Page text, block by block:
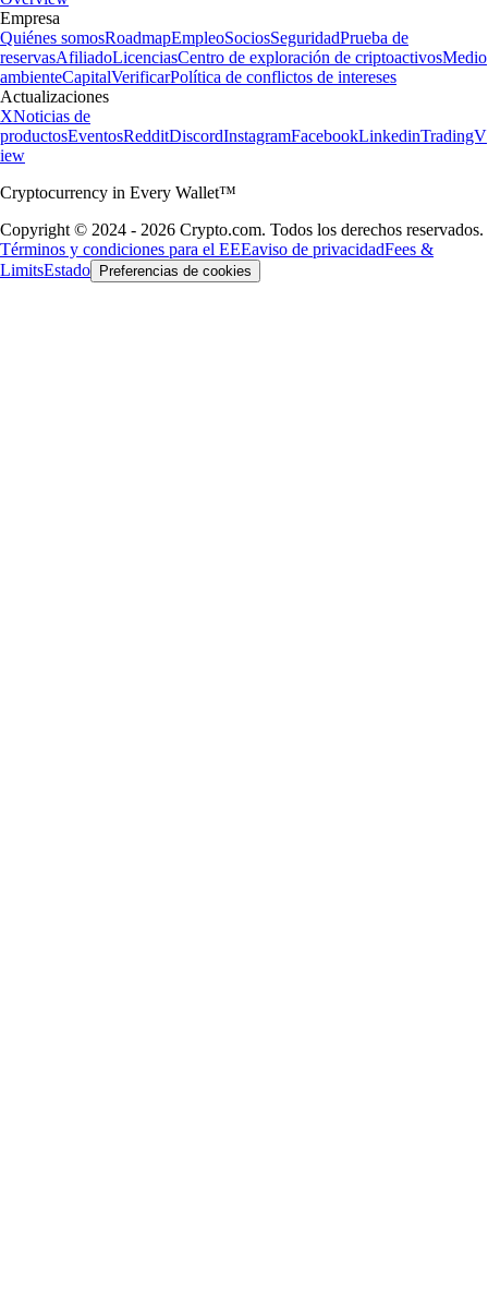
Empresa
Quiénes somosRoadmapEmpleoSociosSeguridadPrueba de
reservasAfiliadoLicenciasCentro de exploración de criptoactivosMedio
ambienteCapitalVerificarPolítica de conflictos de intereses
Actualizaciones
XNoticias de
productosEventosRedditDiscordInstagramFacebookLinkedinTradingV
iew
Cryptocurrency in Every Wallet™
Copyright © 2024 - 2026 Crypto.com. Todos los derechos reservados.
Términos y condiciones para el EEEaviso de privacidadFees &
LimitsEstado Preferencias de cookies